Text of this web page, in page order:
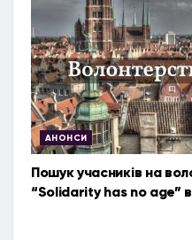
АНОНСИ
Пошук учасників на
“Solidarity has no age”